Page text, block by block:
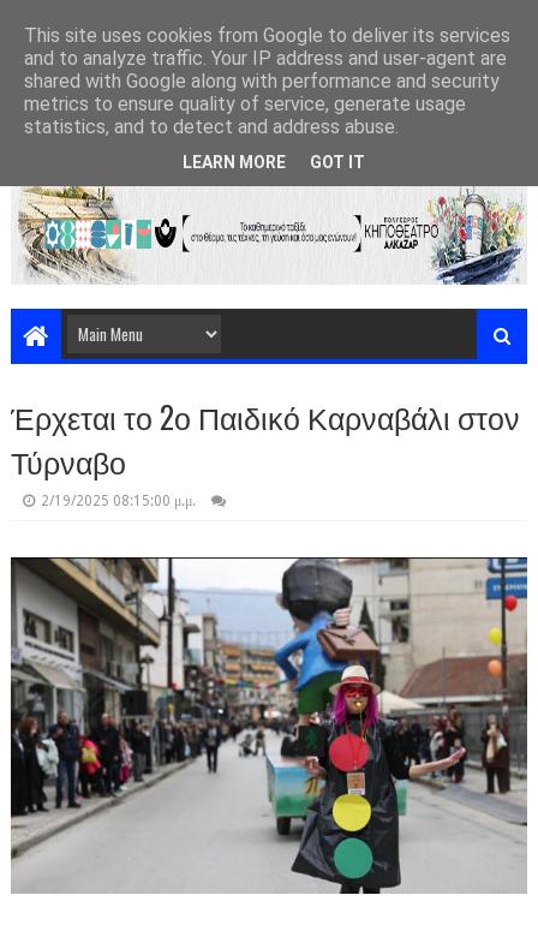
Έρχεται το 2ο Παιδικό Καρναβάλι στον
Τύρναβο
2/19/2025 08:15:00 μ.μ.
This site uses cookies from Google to deliver its services
and to analyze traffic. Your IP address and user-agent are
shared with Google along with performance and security
metrics to ensure quality of service, generate usage
statistics, and to detect and address abuse.
LEARN MORE GOT IT